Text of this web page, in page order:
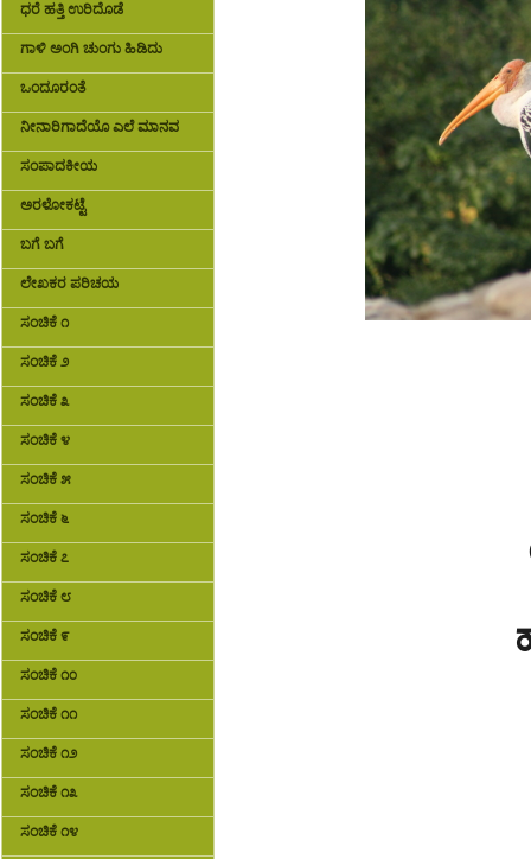
ಧರೆ ಹತ್ತಿ ಉರಿದೊಡೆ
ಗಾಳಿ ಅಂಗಿ ಚುಂಗು ಹಿಡಿದು
ಒಂದೂರಂತೆ
ನೀನಾರಿಗಾದೆಯೊ ಎಲೆ ಮಾನವ
ಸಂಪಾದಕೀಯ
ಅರಳೋಕಟ್ಟೆ
ಬಗೆ ಬಗೆ
ಲೇಖಕರ ಪರಿಚಯ
ಸಂಚಿಕೆ ೧
ಸಂಚಿಕೆ ೨
ಸಂಚಿಕೆ ೩
ಸಂಚಿಕೆ ೪
ಸಂಚಿಕೆ ೫
ಸಂಚಿಕೆ ೬
ಸಂಚಿಕೆ ೭
ಸಂಚಿಕೆ ೮
ಸಂಚಿಕೆ ೯
ಸಂಚಿಕೆ ೧೦
ಸಂಚಿಕೆ ೧೧
ಸಂಚಿಕೆ ೧೨
ಸಂಚಿಕೆ ೧೩
ಸಂಚಿಕೆ ೧೪